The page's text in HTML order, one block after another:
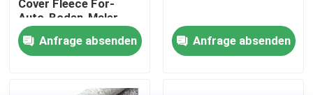
Kontakt mit uns
Cover Fleece For-
Auto-Boden-Maler
Felt
Anfrage absenden Anfrage absenden